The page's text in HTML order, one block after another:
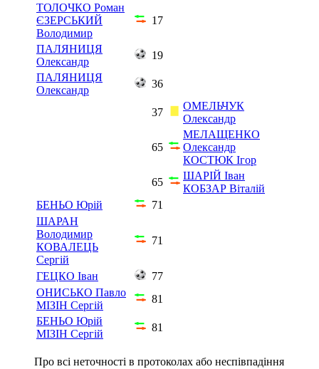
ТОЛОЧКО Роман
ЄЗЕРСЬКИЙ
Володимир
17
ПАЛЯНИЦЯ
Олександр
19
ПАЛЯНИЦЯ
Олександр
36
37
ОМЕЛЬЧУК
Олександр
65
МЕЛАЩЕНКО
Олександр
КОСТЮК Ігор
65
ШАРІЙ Іван
КОБЗАР Віталій
БЕНЬО Юрій
71
ШАРАН
Володимир
КОВАЛЕЦЬ
Сергій
71
ГЕЦКО Іван
77
ОНИСЬКО Павло
МІЗІН Сергій
81
БЕНЬО Юрій
МІЗІН Сергій
81
Про всі неточності в протоколах або неспівпадіння